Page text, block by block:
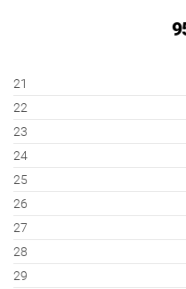
21
22
23
24
25
26
27
28
29